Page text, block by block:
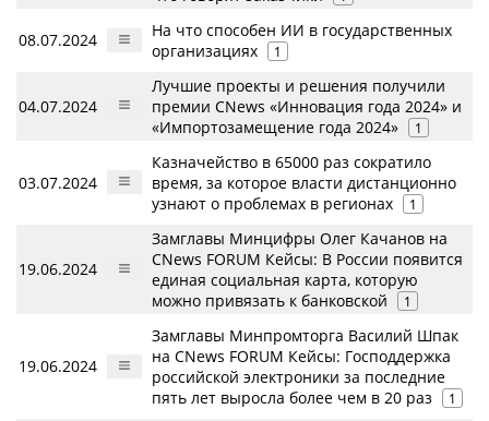
08.07.2024
На что способен ИИ в государственных
организациях
1
04.07.2024
Лучшие проекты и решения получили
премии CNews «Инновация года 2024» и
«Импортозамещение года 2024»
1
03.07.2024
Казначейство в 65000 раз сократило
время, за которое власти дистанционно
узнают о проблемах в регионах
1
19.06.2024
Замглавы Минцифры Олег Качанов на
CNews FORUM Кейсы: В России появится
единая социальная карта, которую
можно привязать к банковской
1
19.06.2024
Замглавы Минпромторга Василий Шпак
на CNews FORUM Кейсы: Господдержка
российской электроники за последние
пять лет выросла более чем в 20 раз
1